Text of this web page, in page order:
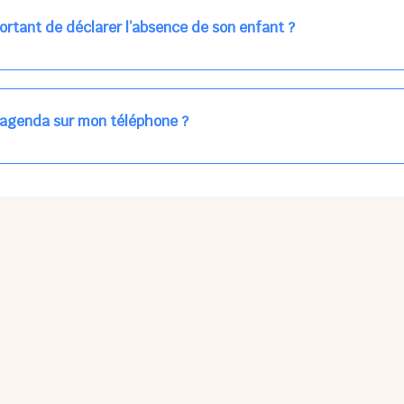
de déclarer l’absence de son enfant ?
enfants à accueillir, et ajuster les plannings au mieux.
car les repas sont commandés à l’avance.
sur mon téléphone ?
sur l'App Store ni Google Play car il s'agit d'une Web App,